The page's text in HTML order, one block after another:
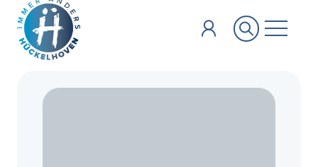
Zum Hauptinhalt springen